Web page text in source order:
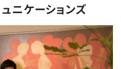
ニケーションズ